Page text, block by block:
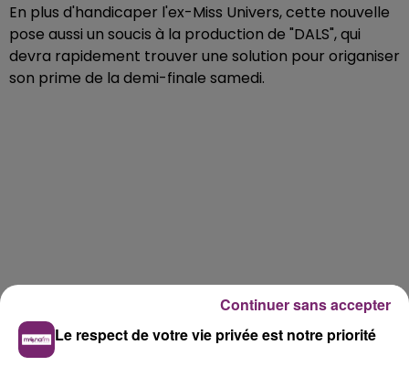
En plus d'handicaper l'ex-Miss Univers, cette nouvelle
pose aussi un soucis à la production de "DALS", qui
devra rapidement trouver une solution pour origaniser
son prime de la demi-finale samedi.
Le respect de votre vie privée est notre priorité
Continuer sans accepter